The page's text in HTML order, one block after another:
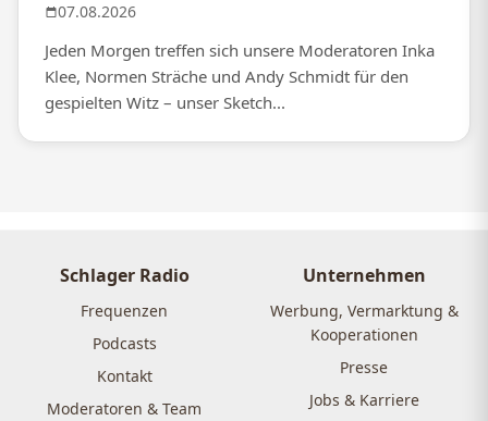
07.08.2026
Jeden Morgen treffen sich unsere Moderatoren Inka
Klee, Normen Sträche und Andy Schmidt für den
gespielten Witz – unser Sketch...
Schlager Radio
Frequenzen
Podcasts
Kontakt
Moderatoren & Team
Unternehmen
Werbung, Vermarktung &
Kooperationen
Presse
Jobs & Karriere